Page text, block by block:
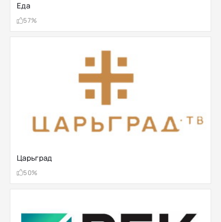
Еда
57%
Царьград
50%